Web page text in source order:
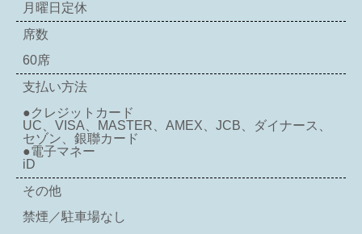
月曜日定休
席数
60席
支払い方法
●クレジットカード
UC、VISA、MASTER、AMEX、JCB、ダイナース、
セゾン、銀聯カード
●電子マネー
iD
その他
禁煙／駐車場なし